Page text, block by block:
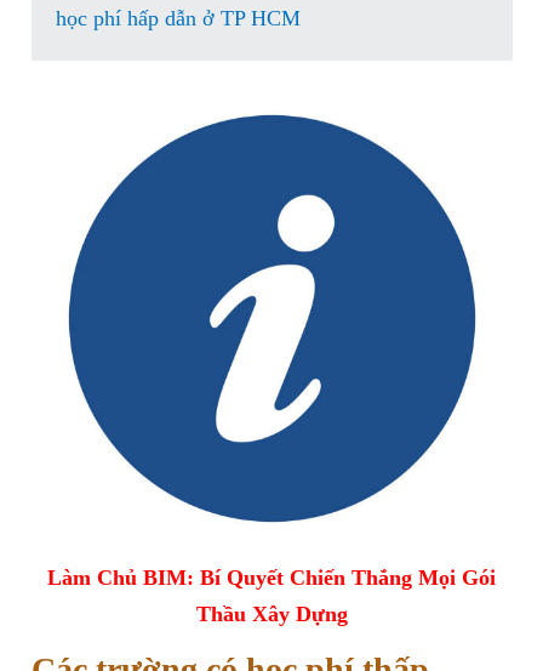
học phí hấp dẫn ở TP HCM
Làm Chủ BIM: Bí Quyết Chiến Thắng Mọi Gói
Thầu Xây Dựng